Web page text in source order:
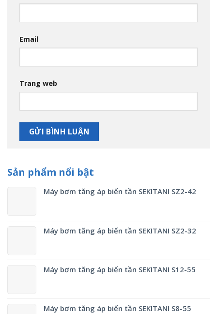
Email
Trang web
Sản phẩm nổi bật
Máy bơm tăng áp biến tần SEKITANI SZ2-42
Máy bơm tăng áp biến tần SEKITANI SZ2-32
Máy bơm tăng áp biến tần SEKITANI S12-55
Máy bơm tăng áp biến tần SEKITANI S8-55